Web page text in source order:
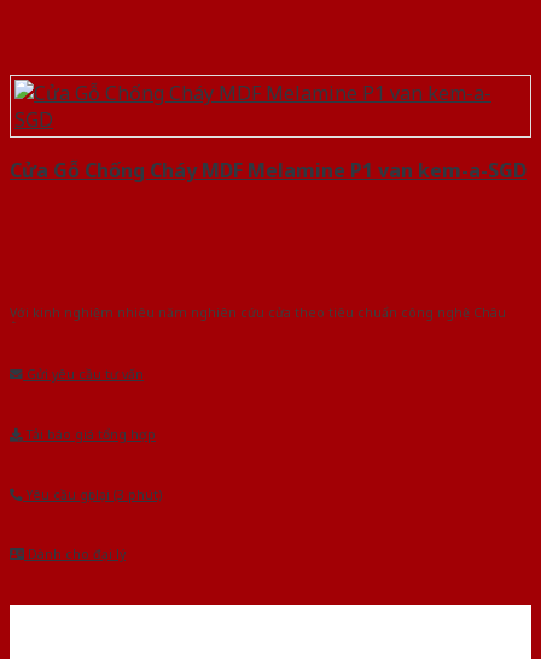
Cửa Gỗ Chống Cháy MDF Melamine P1 van kem-a-SGD
Với kinh nghiệm nhiêu năm nghiên cứu cửa theo tiêu chuẩn công nghệ Châu
Gửi yêu cầu tư vấn
Tải báo giá tổng hợp
Yêu cầu gọi lại (3 phút)
Dành cho đại lý